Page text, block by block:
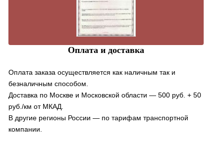
Оплата и доставка
Оплата заказа осуществляется как наличным так и
безналичным способом.
Доставка по Москве и Московской области — 500 руб. + 50
руб./км от МКАД.
В другие регионы России — по тарифам транспортной
компании.